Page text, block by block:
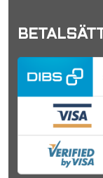
BETALSÄTT